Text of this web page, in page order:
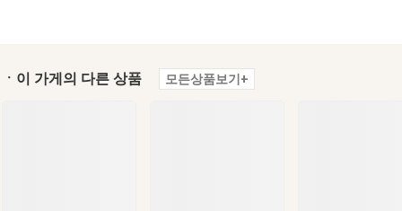
ㆍ이 가게의 다른 상품 모든상품보기+